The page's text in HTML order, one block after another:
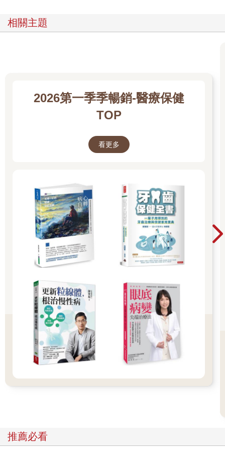
癌。同時，它也具有擴張血管，加快血液循環的效果。
身體抗氧化及抗菌，另外還有解毒的作用。也就是說，薑辣素及
薑烯酚這兩者的效能有些許不同。
當薑經過加熱及乾燥，薑辣素就會轉為薑烯酚。生薑中大部分都
增加薑烯酚的含量，這就是為什麼乾薑的藥效比生薑更佳的原
有效成分，無法提高藥效，因此「蒸」是最安全也最穩當的加熱
而且，蒸籠可以疊好幾層，一次就能處理大量的生薑。「蒸烤後
乾燥」這樣的炮製方法，是古人經由數千年的試驗所留下的智
慧，也是最能保留及促進薑的藥效的方法。
接下來，我們就來聽聽各方的實例，親眼見證乾薑所帶來的驚人
健康效果吧！
（摘文2）
消除肥胖：不用再辛苦減肥
A小姐是一個30多歲的上班族，平常最喜歡享受美食。因為擔心
不斷增加的體重，因而嘗試過各種減肥方法，但每次只要減了10
公斤左右，就又會復胖更多，所以總是無法持續下去，最後終於
胖到超過標準體重20公斤。
但是，當她開始飲用加了乾薑粉的紅茶來減肥，才短短1週肌膚就
變美了，1個月後更是連頭痛及身體倦怠的症狀都消失。不但身體
10個月後，她減輕了12公斤，1年後更是減了16公斤，終於回到
薑更好、更健康。用乾薑減肥既不花錢、也不痛苦，更不用忍受
饑餓、強迫自己瘦身，因此想輕鬆減肥的人一定要試試看！
相關主題
2026第一季季暢銷-醫療保健
TOP
看更多
推薦必看